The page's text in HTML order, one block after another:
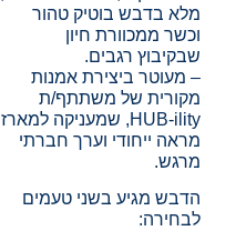
מלא בדבש בוטיק טהור
וכשר ממכוורת חיון
שבקיבוץ רגבים.
– מעוטר ביצירת אמנות
מקורית של משתתף/ת
HUB-ility, שמעניקה למארז
מראה ייחודי וערך חברתי
מרגש.
הדבש מגיע בשני טעמים
לבחירה: